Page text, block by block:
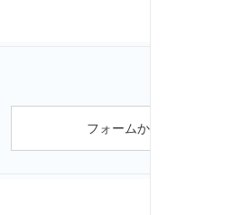
フォームから問い合わせる